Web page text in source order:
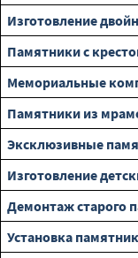
Изготовление
Памятники с
Мемориальные
Памятники из
Эксклюзивные
Изготовление
Демонтаж старого
Установка